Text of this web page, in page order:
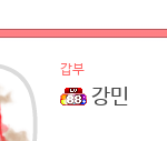
갑부
강민